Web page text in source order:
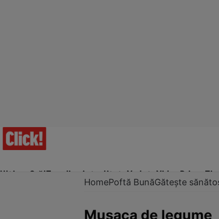
Ultima Oră!Trending Actualitate Vedete Video Prime Time
HomePoftă BunăGătește
Musaca de legume